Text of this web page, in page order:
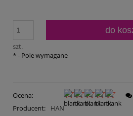
szt.
do
*- Pole wymagane
Ocena:
Producent:
HAN